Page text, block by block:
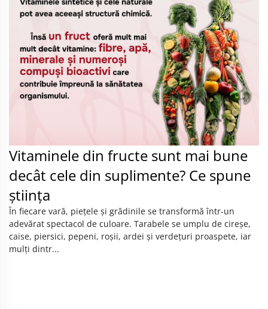
Vitaminele din fructe sunt mai bune
decât cele din suplimente? Ce spune
știința
În fiecare vară, piețele și grădinile se transformă într-un
adevărat spectacol de culoare. Tarabele se umplu de cireșe,
caise, piersici, pepeni, roșii, ardei și verdețuri proaspete, iar
mulți dintr...